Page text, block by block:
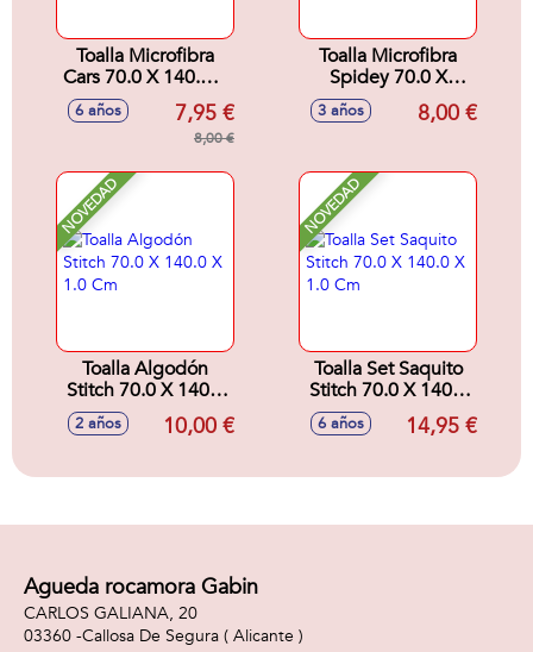
Toalla Microfibra
Cars 70.0 X 140.0 X
1.0 Cm
6 años 7,95 €
8,00 €
Toalla Microfibra
Spidey 70.0 X
140.0 X 1.0 Cm
3 años 8,00 €
NOVEDAD
Toalla Algodón
Stitch 70.0 X 140.0
X 1.0 Cm
2 años 10,00 €
NOVEDAD
Toalla Set Saquito
Stitch 70.0 X 140.0
X 1.0 Cm
6 años 14,95 €
Agueda rocamora Gabin
CARLOS GALIANA, 20
03360 -Callosa De Segura ( Alicante )